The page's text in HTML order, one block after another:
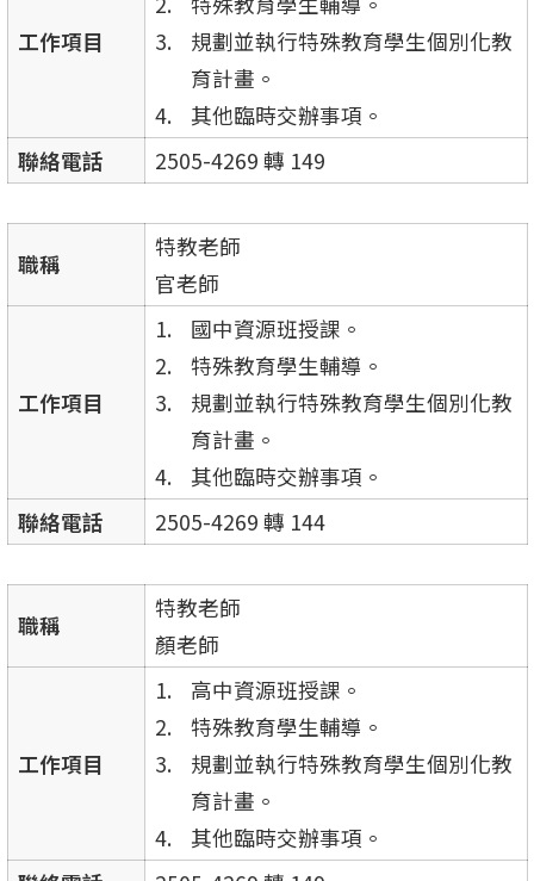
工作項目
規劃並執行特殊教育學生個別化教
育計畫。
其他臨時交辦事項。
聯絡電話
2505-4269 轉 149
職稱
特教老師
官老師
工作項目
國中資源班授課。
特殊教育學生輔導。
規劃並執行特殊教育學生個別化教
育計畫。
其他臨時交辦事項。
聯絡電話
2505-4269 轉 144
職稱
特教老師
顏老師
工作項目
高中資源班授課。
特殊教育學生輔導。
規劃並執行特殊教育學生個別化教
育計畫。
其他臨時交辦事項。